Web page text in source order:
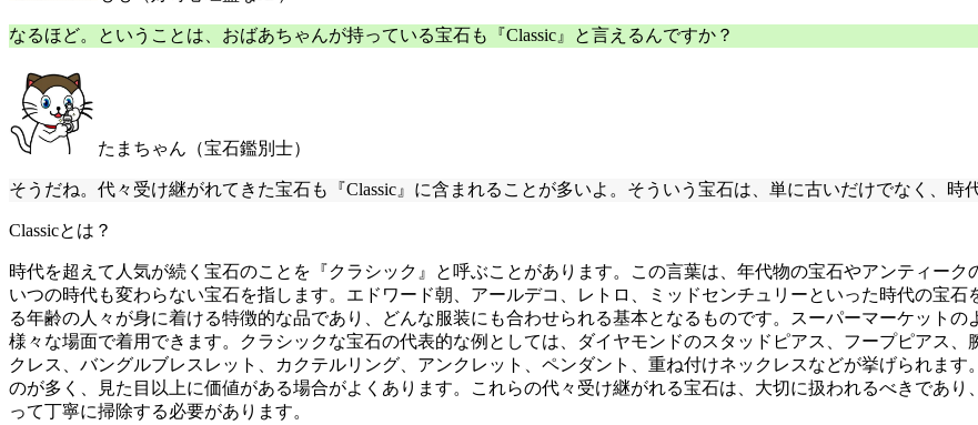
なるほど。ということは、おばあちゃんが持っている宝石も『Classic』と言えるんですか？
たまちゃん（宝石鑑別士）
そうだね。代々受け継がれてきた宝石も『Classic』に含まれることが多いよ。そういう宝石は、単に古いだけでなく、時
Classicとは？
時代を超えて人気が続く宝石のことを『クラシック』と呼ぶことがあります。この言葉は、年代物の宝石やアンティーク
いつの時代も変わらない宝石を指します。エドワード朝、アールデコ、レトロ、ミッドセンチュリーといった時代の宝
る年齢の人々が身に着ける特徴的な品であり、どんな服装にも合わせられる基本となるものです。スーパーマーケット
様々な場面で着用できます。クラシックな宝石の代表的な例としては、ダイヤモンドのスタッドピアス、フープピアス
クレス、バングルブレスレット、カクテルリング、アンクレット、ペンダント、重ね付けネックレスなどが挙げられま
のが多く、見た目以上に価値がある場合がよくあります。これらの代々受け継がれる宝石は、大切に扱われるべきであ
って丁寧に掃除する必要があります。